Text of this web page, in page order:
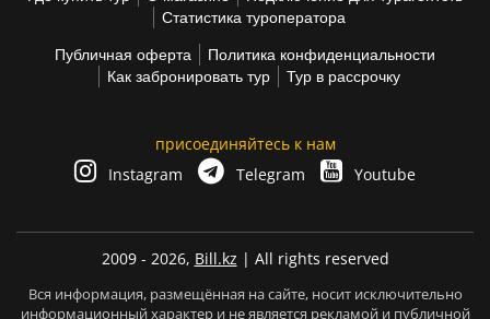
Статистика туроператора
Публичная оферта
Политика конфиденциальности
Как забронировать тур
Тур в рассрочку
присоединяйтесь к нам
Instagram
Telegram Youtube
2009 - 2026, Bill.kz | All rights reserved
Вся информация, размещённая на сайте, носит исключительно
информационный характер и не является рекламой и публичной